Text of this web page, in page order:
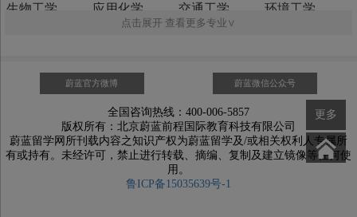
生物工学
应用化学 交通工学
环境工学
生命理学 能源工学
电气电子工学
机械工学 基础工学
国际关系学
经营情报学
组织经营学 经营政策学
环境经营学
市场营销学 会计学
消费者心理学
财务管理学
人力资源学 管理学
劳动经济学
环境经济学 技术经济学
点击展开 查看更多专业∨
更多
蔚蓝官方微博 蔚蓝微信公众号
全国咨询热线：400-006-5857
版权所有：北京蔚蓝前程国际教育科技有限公司
蔚蓝留学网所刊载内容之知识产权为蔚蓝留学及/或相关权利人专属所
有或持有。未经许可，禁止进行转载、摘编、复制及建立镜像等任何使
用。
鲁ICP备15035639号-1